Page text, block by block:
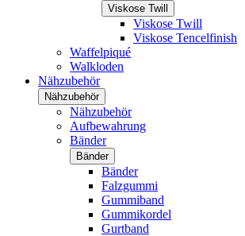
Viskose Twill
Viskose Twill
Viskose Tencelfinish
Waffelpiqué
Walkloden
Nähzubehör
Nähzubehör
Nähzubehör
Aufbewahrung
Bänder
Bänder
Bänder
Falzgummi
Gummiband
Gummikordel
Gurtband